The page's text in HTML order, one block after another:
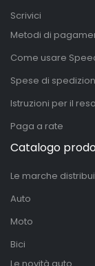
Scrivici
Metodi di
Come usare
Spese di
Istruzioni per il reso
Paga a rate
Catalogo
Le marche
Auto
Moto
Bici
Le novità auto